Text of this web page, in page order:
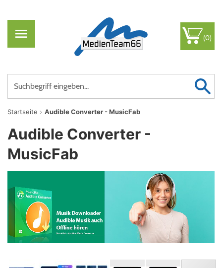
(0)
Startseite Audible Converter - MusicFab
Audible Converter -
MusicFab